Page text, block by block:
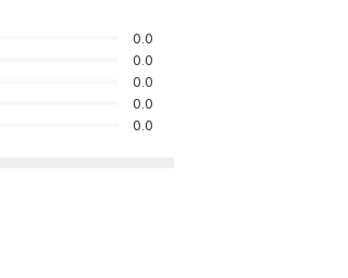
0.0
0.0
0.0
0.0
0.0